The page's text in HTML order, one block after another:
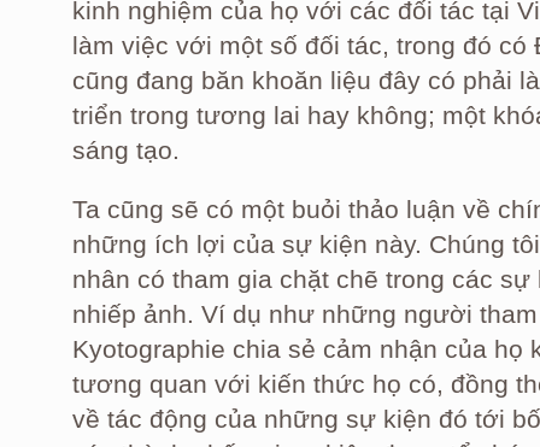
kinh nghiệm của họ với các đối tác tại
làm việc với một số đối tác, trong đó có
cũng đang băn khoăn liệu đây có phải
triển trong tương lai hay không; một
sáng tạo.
Ta cũng sẽ có một buỏi thảo luận về
những ích lợi của sự kiện này. Chúng
nhân có tham gia chặt chẽ trong các
nhiếp ảnh. Ví dụ như những người
Kyotographie chia sẻ cảm nhận của họ
tương quan với kiến thức họ có, đồng
về tác động của những sự kiện đó tới